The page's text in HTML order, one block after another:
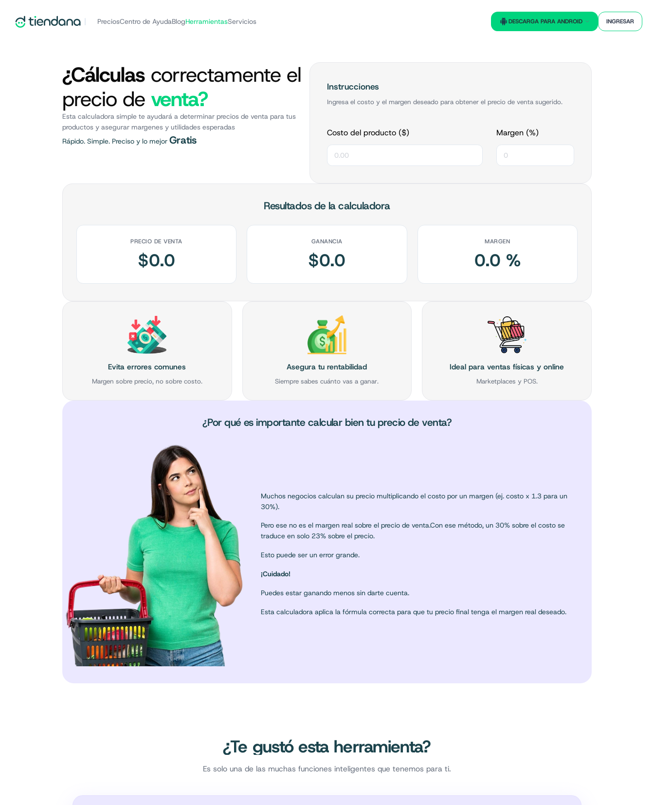
PreciosCentro de AyudaBlogHerramientasServicios DESCARGA PARA ANDROID INGRESAR
¿Cálculas correctamente el
precio de venta?
Esta calculadora simple te ayudará a determinar precios de venta para tus
productos y asegurar margenes y utilidades esperadas
Rápido. Simple. Preciso y lo mejor Gratis
Instrucciones
Ingresa el costo y el margen deseado para obtener el precio de venta sugerido.
Costo del producto ($) Margen (%)
Resultados de la calculadora
PRECIO DE VENTA
$0.0
GANANCIA
$0.0
MARGEN
0.0 %
Evita errores comunes
Margen sobre precio, no sobre costo.
Asegura tu rentabilidad
Siempre sabes cuánto vas a ganar.
Ideal para ventas físicas y online
Marketplaces y POS.
¿Por qué es importante calcular bien tu precio de venta?
Muchos negocios calculan su precio multiplicando el costo por un margen (ej. costo x 1.3 para un
30%).
Pero ese no es el margen real sobre el precio de venta.Con ese método, un 30% sobre el costo se
traduce en solo 23% sobre el precio.
Esto puede ser un error grande.
¡Cuidado!
Puedes estar ganando menos sin darte cuenta.
Esta calculadora aplica la fórmula correcta para que tu precio final tenga el margen real deseado.
¿Te gustó esta herramienta?
Es solo una de las muchas funciones inteligentes que tenemos para ti.